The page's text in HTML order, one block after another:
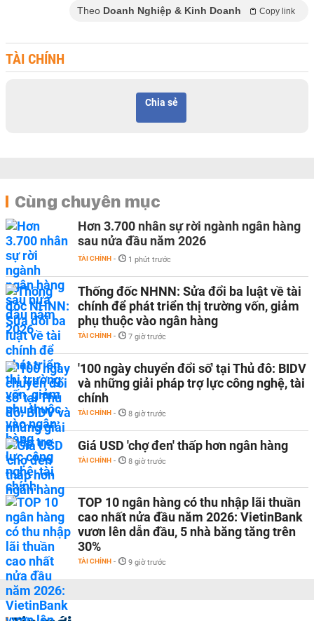
Theo Doanh Nghiệp & Kinh Doanh Copy link
TÀI CHÍNH
Chia sẻ
Cùng chuyên mục
Hơn 3.700 nhân sự rời ngành ngân hàng
sau nửa đầu năm 2026
TÀI CHÍNH - 1 phút trước
Thống đốc NHNN: Sửa đổi ba luật về tài
chính để phát triển thị trường vốn, giảm
phụ thuộc vào ngân hàng
TÀI CHÍNH - 7 giờ trước
'100 ngày chuyển đổi số' tại Thủ đô: BIDV
và những giải pháp trợ lực công nghệ, tài
chính
TÀI CHÍNH - 8 giờ trước
Giá USD 'chợ đen' thấp hơn ngân hàng
TÀI CHÍNH - 8 giờ trước
TOP 10 ngân hàng có thu nhập lãi thuần
cao nhất nửa đầu năm 2026: VietinBank
vươn lên dẫn đầu, 5 nhà băng tăng trên
30%
TÀI CHÍNH - 9 giờ trước